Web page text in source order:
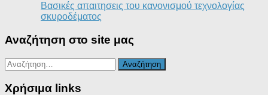
Βασικές απαιτησεις του κανονισμού τεχνολογίας
σκυροδέματος
Αναζήτηση στο site μας
Αναζήτηση
για:
Χρήσιμα links